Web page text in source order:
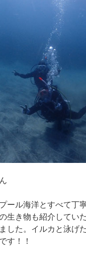
ール海洋とすべて丁
生き物も紹介してい
した。イルカと泳げ
す！！